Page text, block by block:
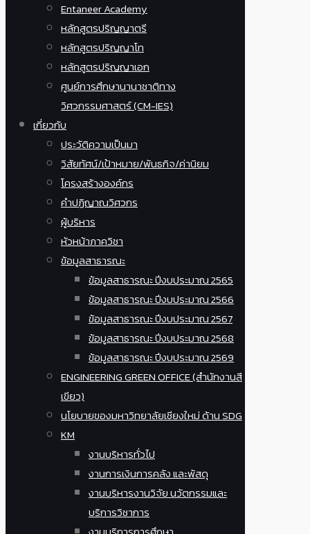
Entaneer Academy
หลักสูตรปริญญาตรี
หลักสูตรปริญญาโท
หลักสูตรปริญญาเอก
ศูนย์การศึกษานานาชาติทาง
วิศวกรรมศาสตร์ (CM-IES)
เกี่ยวกับ
ประวัติความเป็นมา
วิสัยทัศน์/เป้าหมาย/พันธกิจ/ค่านิยม
โครงสร้างองค์กร
คำปฏิญาณวิศวกร
ผู้บริหาร
หัวหน้าภาควิชา
ข้อมูลสาธารณะ
ข้อมูลสาธารณะ ปีงบประมาณ 2565
ข้อมูลสาธารณะ ปีงบประมาณ 2566
ข้อมูลสาธารณะ ปีงบประมาณ 2567
ข้อมูลสาธารณะ ปีงบประมาณ 2568
ข้อมูลสาธารณะ ปีงบประมาณ 2569
ENGINEERING GREEN OFFICE (สำนักงานสี
เขียว)
นโยบายของมหาวิทยาลัยเชียงใหม่ ด้าน SDG
KM
งานบริหารทั่วไป
งานการเงินการคลัง และพัสดุ
งานบริหารงานวิจัย นวัตกรรมและ
บริการวิชาการ